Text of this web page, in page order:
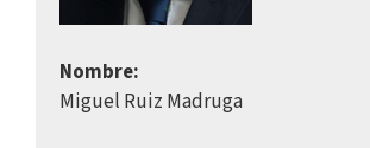
Nombre:
Miguel Ruiz Madruga